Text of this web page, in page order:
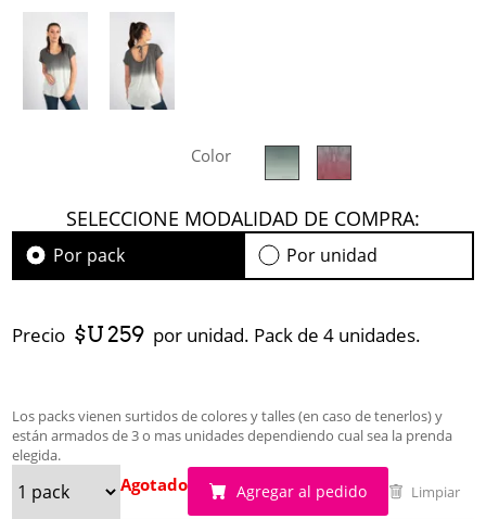
Color
SELECCIONE MODALIDAD DE COMPRA:
Por pack Por unidad
Precio $U 259 por unidad. Pack de 4 unidades.
Los packs vienen surtidos de colores y talles (en caso de tenerlos) y
están armados de 3 o mas unidades dependiendo cual sea la prenda
elegida.
Agotado Agregar al pedido Limpiar